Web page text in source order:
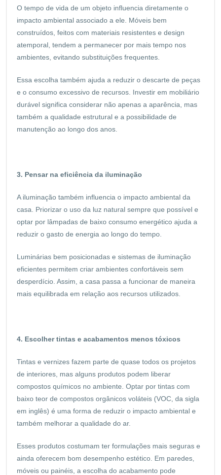
O tempo de vida de um objeto influencia diretamente o
impacto ambiental associado a ele. Móveis bem
construídos, feitos com materiais resistentes e design
atemporal, tendem a permanecer por mais tempo nos
ambientes, evitando substituições frequentes.
Essa escolha também ajuda a reduzir o descarte de peças
e o consumo excessivo de recursos. Investir em mobiliário
durável significa considerar não apenas a aparência, mas
também a qualidade estrutural e a possibilidade de
manutenção ao longo dos anos.
3. Pensar na eficiência da iluminação
A iluminação também influencia o impacto ambiental da
casa. Priorizar o uso da luz natural sempre que possível e
optar por lâmpadas de baixo consumo energético ajuda a
reduzir o gasto de energia ao longo do tempo.
Luminárias bem posicionadas e sistemas de iluminação
eficientes permitem criar ambientes confortáveis sem
desperdício. Assim, a casa passa a funcionar de maneira
mais equilibrada em relação aos recursos utilizados.
4. Escolher tintas e acabamentos menos tóxicos
Tintas e vernizes fazem parte de quase todos os projetos
de interiores, mas alguns produtos podem liberar
compostos químicos no ambiente. Optar por tintas com
baixo teor de compostos orgânicos voláteis (VOC, da sigla
em inglês) é uma forma de reduzir o impacto ambiental e
também melhorar a qualidade do ar.
Esses produtos costumam ter formulações mais seguras e
ainda oferecem bom desempenho estético. Em paredes,
móveis ou painéis, a escolha do acabamento pode